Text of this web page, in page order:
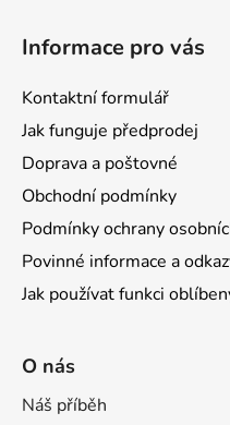
Informace pro vás
Kontaktní formulář
Jak funguje předprodej
Doprava a poštovné
Obchodní podmínky
Podmínky ochrany
Povinné informace a
Jak používat funkci
O nás
Náš příběh